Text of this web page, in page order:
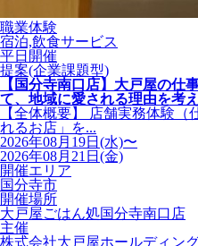
職業体験
宿泊,飲食サービス
平日開催
提案(企業課題型)
【国分寺南口店】大戸屋の
て、地域に愛される理由を考
【全体概要】 店舗実務体験
れるお店」を...
2026年08月19日(水)〜
2026年08月21日(金)
開催エリア
国分寺市
開催場所
大戸屋ごはん処国分寺南口店
主催
株式会社大戸屋ホールディン